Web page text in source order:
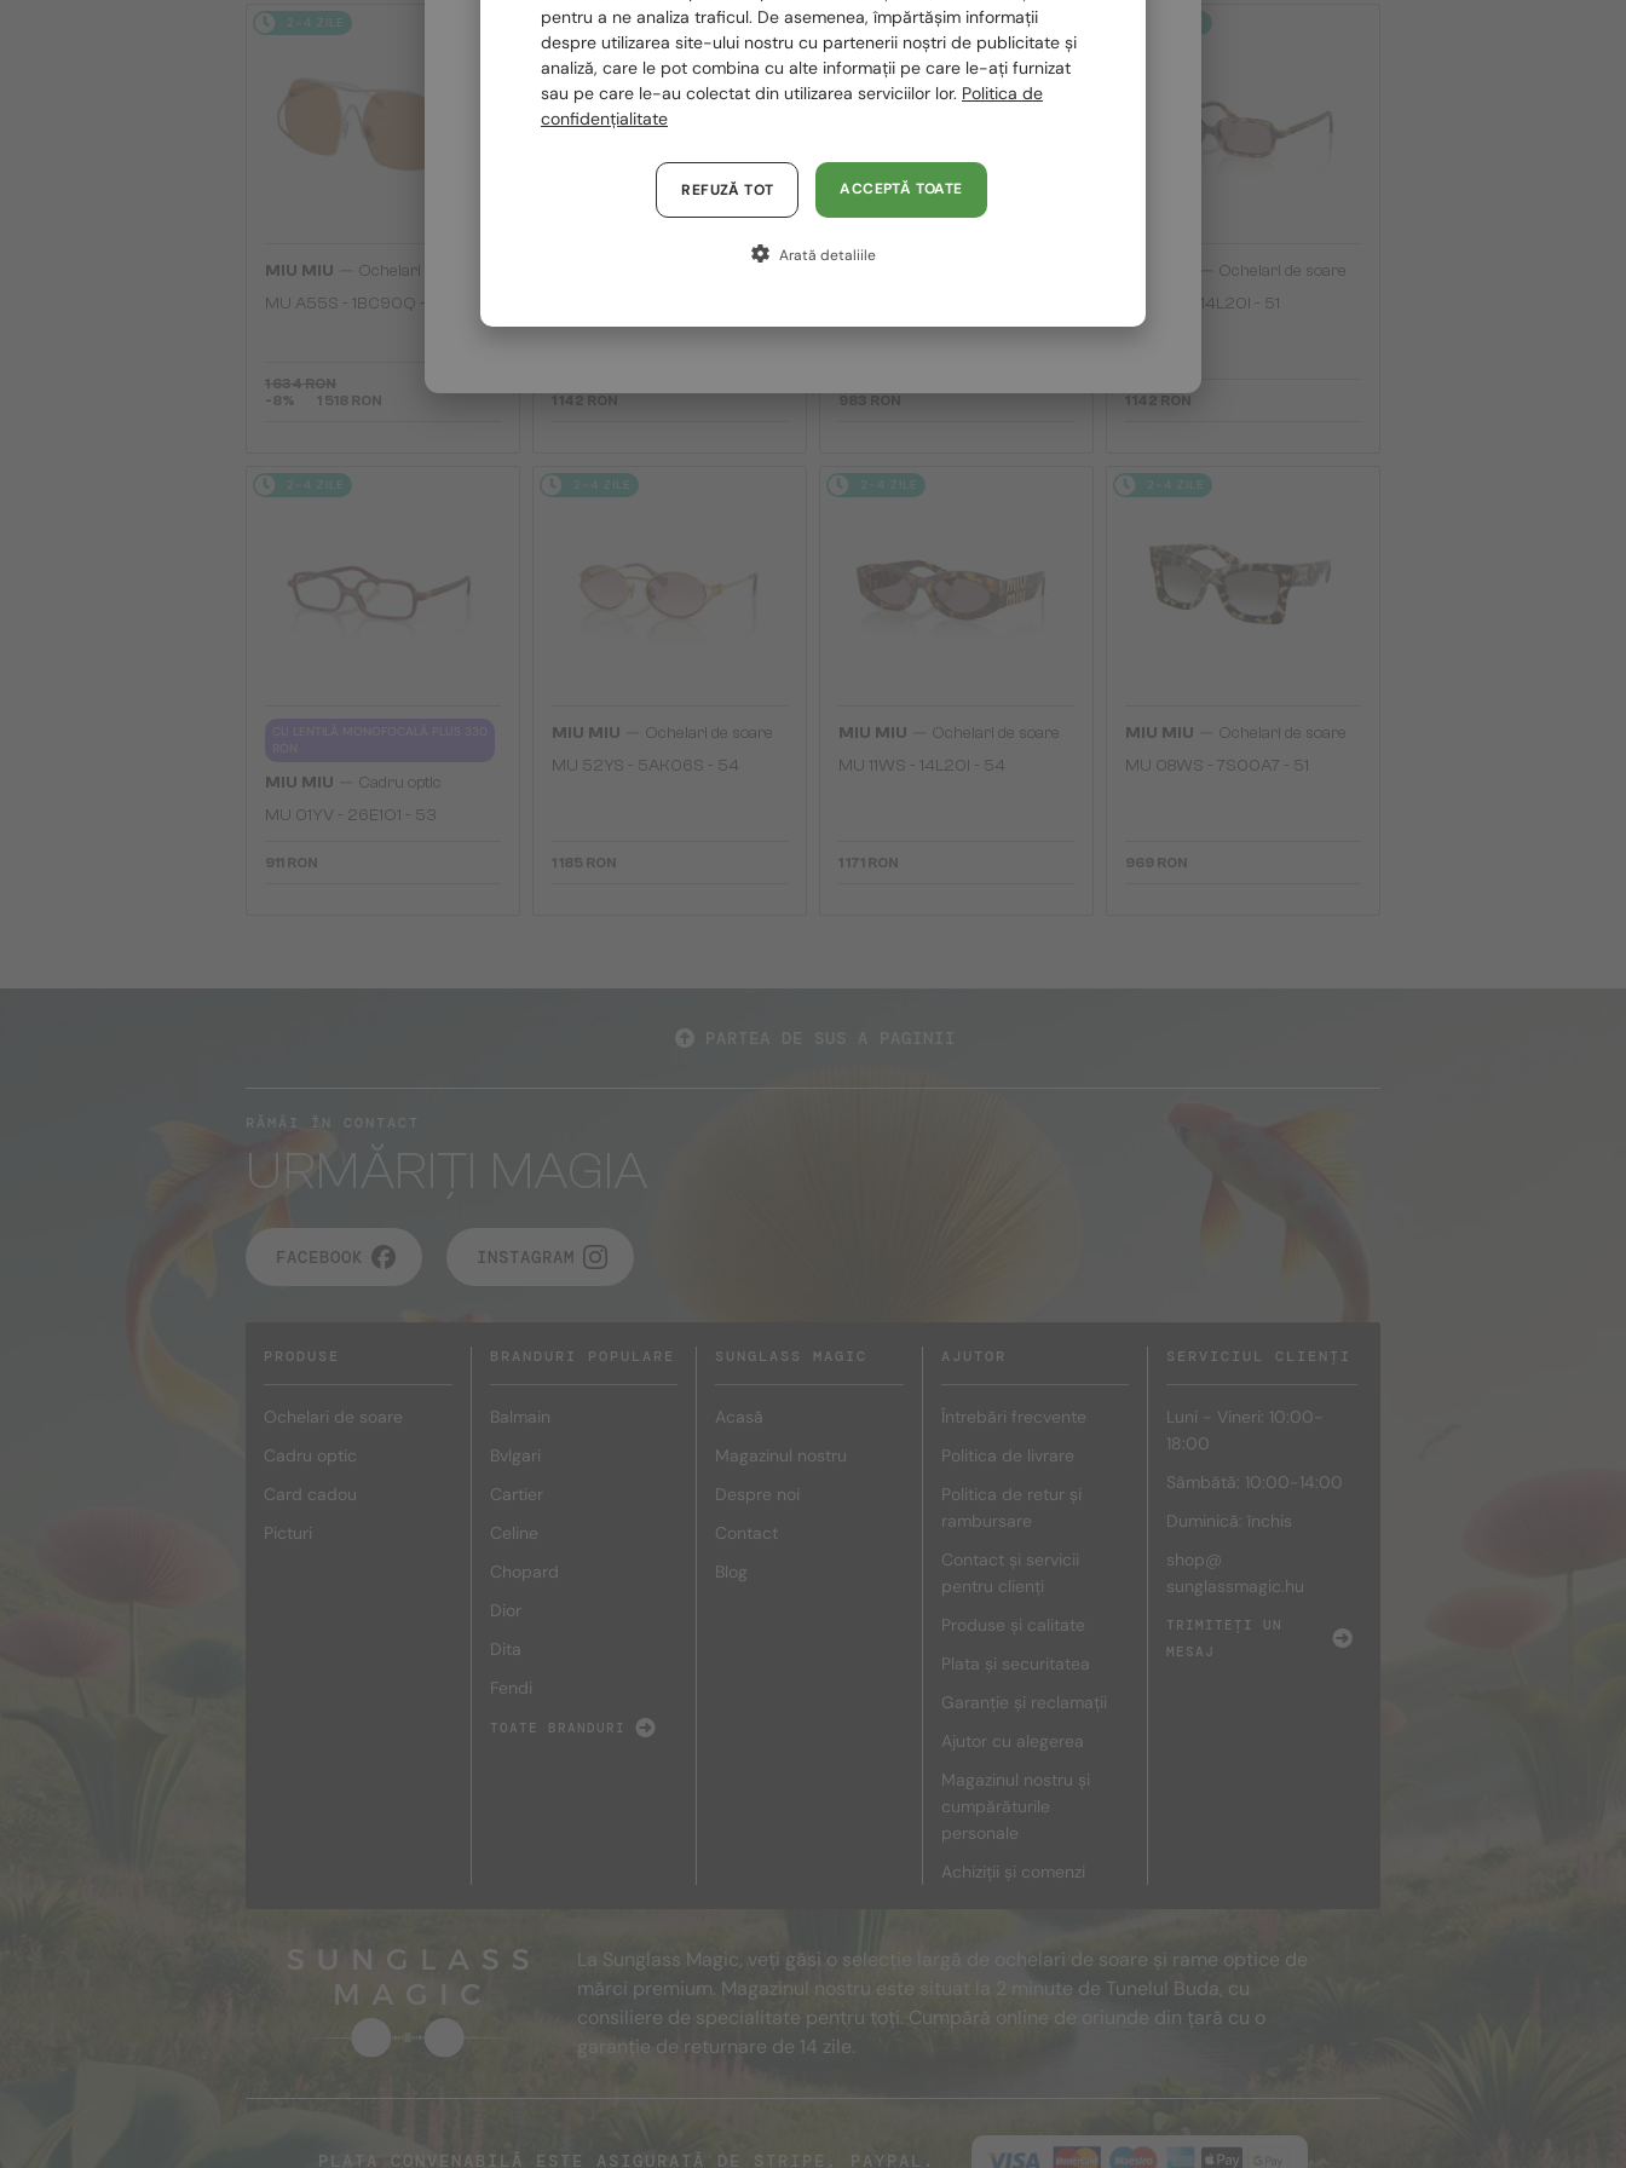
2-4 ZILE
MIU MIU
Ochelari de soare
MU A55S - ​1BC90Q - ​57
1 634 RON
-8%
1 518 RON
2-4 ZILE
1 142 RON
2-4 ZILE
983 RON
Ochelari de soare
MU 11ZS - 14L20I - 51
1 142 RON
2-4 ZILE
MIU MIU
Cadru optic
MU 01YV - 26E1O1 - 53
911 RON
2-4 ZILE
MIU MIU
Ochelari de soare
MU 52YS - ​5AK06S - ​54
1 185 RON
2-4 ZILE
MIU MIU
Ochelari de soare
MU 11WS - 14L20I - 54
1 171 RON
2-4 ZILE
MIU MIU
Ochelari de soare
MU 08WS - 7S00A7 - 51
969 RON
RĂMÂI ÎN CONTACT
URMĂRIȚI MAGIA
FACEBOOK INSTAGRAM
PRODUSE
Ochelari de soare
Cadru optic
Card cadou
Picturi
BRANDURI POPULARE
Balmain
Bvlgari
Cartier
Celine
Chopard
Dior
Dita
Fendi
TOATE BRANDURI
SUNGLASS MAGIC
Acasă
Magazinul nostru
Despre noi
Contact
Blog
AJUTOR
Întrebări frecvente
Politica de livrare
Politica de retur și
rambursare
Contact și servicii
pentru clienți
Produse și calitate
Plata și securitatea
Garanție și reclamații
Ajutor cu alegerea
Magazinul nostru și
cumpărăturile
personale
Achiziții și comenzi
SERVICIUL CLIENȚI
Luni - Vineri: 10:00-
18:00
Sâmbătă: 10:00-14:00
Duminică: închis
shop@
sunglassmagic.hu
TRIMITEȚI UN
MESAJ
La Sunglass Magic, veți găsi o selecție largă de ochelari de soare și rame optice de
mărci premium. Magazinul nostru este situat la 2 minute de Tunelul Buda, cu
consiliere de specialitate pentru toți. Cumpără online de oriunde din țară cu o
garanție de returnare de 14 zile.
PLATA CONVENABILĂ ESTE ASIGURATĂ DE STRIPE, PAYPAL.
România / RO
Polska / PL
Magyarország / HU
Austria / AT
pentru a ne analiza traficul. De asemenea, împărtășim informații
despre utilizarea site-ului nostru cu partenerii noștri de publicitate și
analiză, care le pot combina cu alte informații pe care le-ați furnizat
sau pe care le-au colectat din utilizarea serviciilor lor. Politica de
confidențialitate
ACCEPTĂ TOATE
REFUZĂ TOT
Arată detaliile